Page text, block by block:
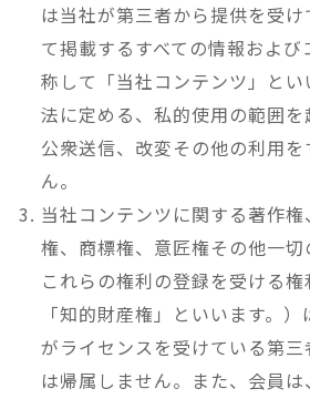
は当社が第三者から提供を受
て掲載するすべての情報およ
称して「当社コンテンツ」と
法に定める、私的使用の範囲を
公衆送信、改変その他の利用
ん。
当社コンテンツに関する著作
権、商標権、意匠権その他一
これらの権利の登録を受ける
「知的財産権」といいます。
がライセンスを受けている第
は帰属しません。また、会員